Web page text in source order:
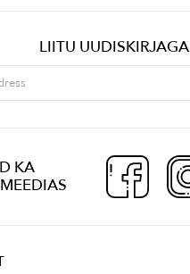
LIITU UUDISKIRJAGA
KA